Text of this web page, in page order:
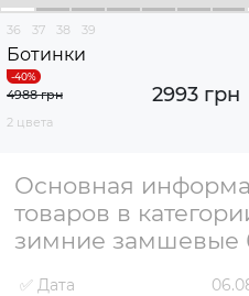
36 37 38 39
Ботинки
2993 грн
4988 грн
2 цвета
Основная
товаров в
зимние замшевые
✅ Дата